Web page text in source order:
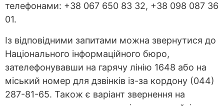
телефонами: +38 067 650 83 32, +38 098 087 36
01.
Із відповідними запитами можна звернутися до
Національного інформаційного бюро,
зателефонувавши на гарячу лінію 1648 або на
міський номер для дзвінків із-за кордону (044)
287-81-65. Також є варіант звернення на